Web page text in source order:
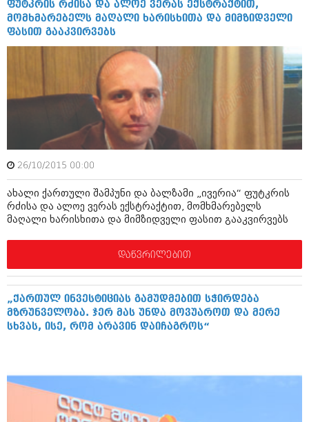
მარტი 2014 (413)
თებერვალი 2014 (318)
იანვარი 2014 (297)
დეკემბერი 2013 (365)
ნოემბერი 2013 (279)
ოქტომბერი 2013 (256)
სექტემბერი 2013 (368)
აგვისტო 2013 (89)
ივლისი 2013 (182)
ივნისი 2013 (212)
მაისი 2013 (259)
მარტი 2013 (352)
თებერვალი 2013 (204)
იანვარი 2013 (334)
დეკემბერი 2012 (98)
ნოემბერი 2012 (295)
სექტემბერი 2012 (264)
ივლისი 2012 (322)
ივნისი 2012 (282)
მაისი 2012 (240)
აპრილი 2012 (294)
მარტი 2012 (259)
ნოემბერი 2011 (471)
ოქტომბერი 2011 (754)
სექტემბერი 2011 (407)
აგვისტო 2011 (249)
ფუტკრის რძისა და ალოე ვერას ექსტრაქტით,
მომხმარებელს მაღალი ხარისხითა და მიმზიდველი
ფასით გააკვირვებს
26/10/2015 00:00
ახალი ქართული შამპუნი და ბალზამი „ივერია“ ფუტკრის
რძისა და ალოე ვერას ექსტრაქტით, მომხმარებელს
მაღალი ხარისხითა და მიმზიდველი ფასით გააკვირვებს
დაწვრილებით
„ქართულ ინვესტიციას გამუდმებით სჭირდება
მზრუნველობა. ჯერ მას უნდა მოვუაროთ და მერე
სხვას, ისე, რომ არავინ დაიჩაგროს“